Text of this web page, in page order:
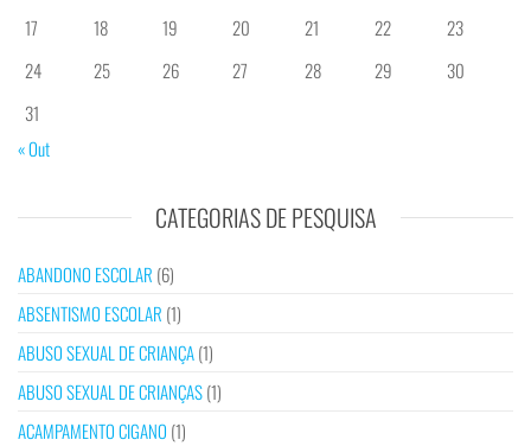
17
18 19 20 21 22
23
24
25 26 27 28 29
30
31
« Out
CATEGORIAS DE PESQUISA
ABANDONO ESCOLAR (6)
ABSENTISMO ESCOLAR (1)
ABUSO SEXUAL DE CRIANÇA(1)
ABUSO SEXUAL DE CRIANÇAS(1)
ACAMPAMENTO CIGANO (1)